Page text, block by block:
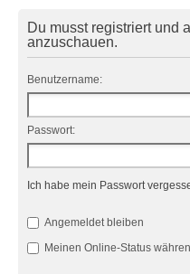
Du musst registriert und
anzuschauen.
Benutzername:
Passwort:
Ich habe mein Passwort
Angemeldet bleiben
Meinen Online-Status